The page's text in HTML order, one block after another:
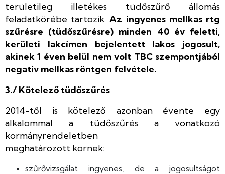
területileg illetékes tüdőszűrő állomás
feladatkörébe tartozik.Az ingyenes mellkas rtg
szűrésre (tüdőszűrésre) minden 40 év feletti,
kerületi lakcímen bejelentett lakos jogosult,
akinek 1 éven belül nem volt TBC szempontjából
negatív mellkas röntgen felvétele.
3./ Kötelező tüdőszűrés
2014-től is kötelező azonban évente egy
alkalommal a tüdőszűrés a vonatkozó
kormányrendeletben
meghatározott körnek:
szűrővizsgálat ingyenes, de a jogosultságot